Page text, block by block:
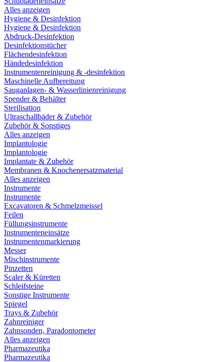
Alles anzeigen
Hygiene & Desinfektion
Hygiene & Desinfektion
Abdruck-Desinfektion
Desinfektionstücher
Flächendesinfektion
Händedesinfektion
Instrumentenreinigung & -desinfektion
Maschinelle Aufbereitung
Sauganlagen- & Wasserlinienreinigung
Spender & Behälter
Sterilisation
Ultraschallbäder & Zubehör
Zubehör & Sonstiges
Alles anzeigen
Implantologie
Implantologie
Implantate & Zubehör
Membranen & Knochenersatzmaterial
Alles anzeigen
Instrumente
Instrumente
Excavatoren & Schmelzmeissel
Feilen
Füllungsinstrumente
Instrumenteneinsätze
Instrumentenmarkierung
Messer
Mischinstrumente
Pinzetten
Scaler & Küretten
Schleifsteine
Sonstige Instrumente
Spiegel
Trays & Zubehör
Zahnreiniger
Zahnsonden, Paradontometer
Alles anzeigen
Pharmazeutika
Pharmazeutika